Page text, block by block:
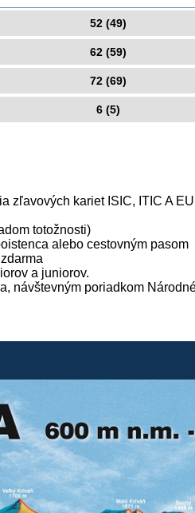
52 (49)
62 (59)
72 (69)
6 (5)
zľavových kariet ISIC, ITIC A
totožnosti)
alebo cestovným pasom
a juniorov.
návštevným poriadkom